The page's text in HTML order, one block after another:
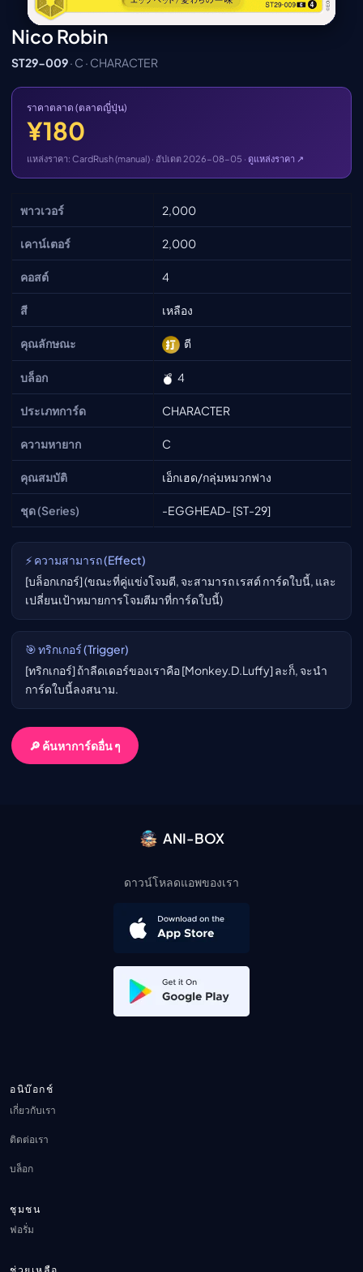
Nico Robin
ST29-009· C · CHARACTER
ราคาตลาด (ตลาดญี่ปุ่น)
¥180
แหล่งราคา: CardRush (manual) · อัปเดต 2026-08-05 · ดูแหล่งราคา ↗
พาวเวอร์ 2,000
เคาน์เตอร์ 2,000
คอสต์ 4
สี เหลือง
คุณลักษณะ ตี
บล็อก 4
ประเภทการ์ด CHARACTER
ความหายาก C
คุณสมบัติ เอ็กเฮด/กลุ่มหมวกฟาง
ชุด (Series) -EGGHEAD- [ST-29]
⚡ ความสามารถ (Effect)
[บล็อกเกอร์] (ขณะที่คู่แข่งโจมตี, จะสามารถ เรสต์ การ์ดใบนี้, และ
เปลี่ยนเป้าหมายการโจมตีมาที่การ์ดใบนี้)
🎯 ทริกเกอร์ (Trigger)
[ทริกเกอร์] ถ้าลีดเดอร์ของเราคือ [Monkey.D.Luffy] ละก็, จะนำ
การ์ดใบนี้ลงสนาม.
🔎 ค้นหาการ์ดอื่น ๆ
ANI-BOX
ดาวน์โหลดแอพของเรา
อนิบ๊อกช์
เกี่ยวกับเรา
ติดต่อเรา
บล็อก
ชุมชน
ฟอรั่ม
ช่วยเหลือ